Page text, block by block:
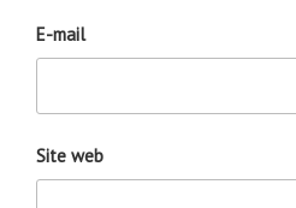
E-mail
Site web